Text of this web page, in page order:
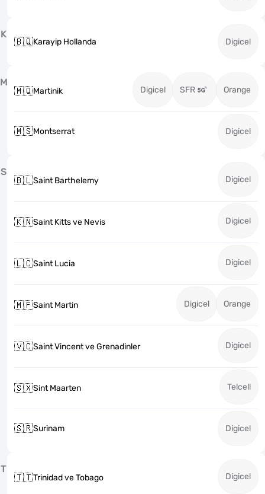
K
🇧🇶Karayip Hollanda Digicel
M
🇲🇶Martinik Digicel SFR Orange
🇲🇸Montserrat Digicel
S
🇧🇱Saint Barthelemy Digicel
🇰🇳Saint Kitts ve Nevis Digicel
🇱🇨Saint Lucia Digicel
🇲🇫Saint Martin Digicel Orange
🇻🇨Saint Vincent ve Grenadinler Digicel
🇸🇽Sint Maarten Telcell
🇸🇷Surinam Digicel
T
🇹🇹Trinidad ve Tobago Digicel